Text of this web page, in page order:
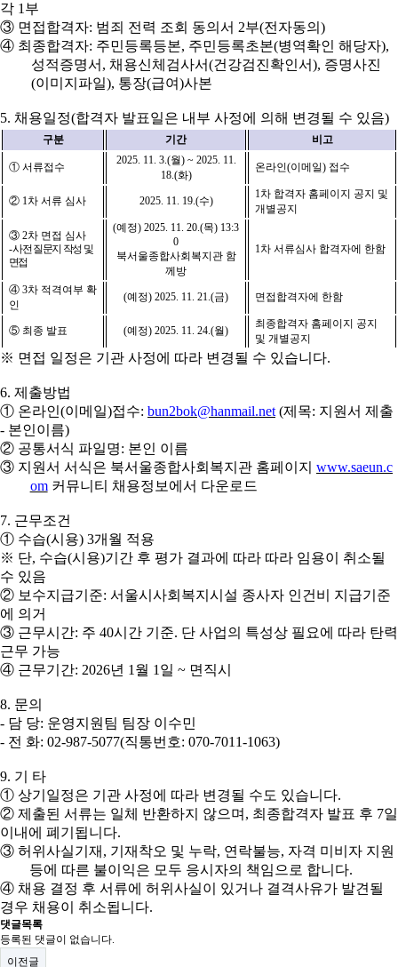
각 1 부
③ 면접합격자: 범죄 전력 조회 동의서 2부(전자동의 )
④ 최종합격자: 주민등록등본, 주민등록초본(병역확인 해당자),
성적증명서 , 채용신체검사서(건강검진확인서), 증명사진
(이미지파일), 통장(급여)사본
5. 채용일정(합격자 발표일은 내부 사정에 의해 변경될 수 있음)
구분 기간 비고
① 서류접수
2025. 11. 3.(월) ~ 2025. 11.
18.(화)
온라인(이메일) 접수
② 1차 서류 심사 2025. 11. 19.(수)
1차 합격자 홈페이지 공지 및
개별공지
③ 2차 면접 심사
-사전 질문지 작성 및
면접
(예정) 2025. 11. 20.(목) 13:3
0
북서울종합사회복지관 함
께방
1차 서류심사 합격자에 한함
④ 3차 적격여부 확
인
(예정) 2025. 11. 21.(금) 면접합격자에 한함
⑤ 최종 발표 (예정) 2025. 11. 24.(월)
최종합격자 홈페이지 공지
및 개별공지
※ 면접 일정은 기관 사정에 따라 변경될 수 있습니다.
6. 제출방법
① 온라인(이메일)접수: bun2bok@hanmail.net (제목: 지원서 제출
- 본인이름)
② 공통서식 파일명: 본인 이름
③ 지원서 서식은 북서울종합사회복지관 홈페이지 www.saeun.c
om 커뮤니티 채용정보에서 다운로드
7. 근무조건
① 수습(시용) 3개월 적용
※ 단, 수습(시용)기간 후 평가 결과에 따라 따라 임용이 취소될
수 있음
② 보수지급기준: 서울시사회복지시설 종사자 인건비 지급기준
에 의거
③ 근무시간: 주 40시간 기준. 단 사업의 특성상 필요에 따라 탄력
근무 가능
④ 근무기간: 2026년 1 월 1 일 ~ 면직시
8. 문의
- 담 당: 운영지원팀 팀장 이수민
- 전 화: 02-987-5077(직통번호: 070-7011-1063)
9. 기 타
① 상기일정은 기관 사정에 따라 변경될 수도 있습니다.
② 제출된 서류는 일체 반환하지 않으며 , 최종합격자 발표 후 7일
이내에 폐기됩니다.
③ 허위사실기재 , 기재착오 및 누락, 연락불능, 자격 미비자 지원
등에 따른 불이익은 모두 응시자의 책임으로 합니다.
④ 채용 결정 후 서류에 허위사실이 있거나 결격사유가 발견될
경우 채용이 취소됩니다.
댓글목록
등록된 댓글이 없습니다.
이전글